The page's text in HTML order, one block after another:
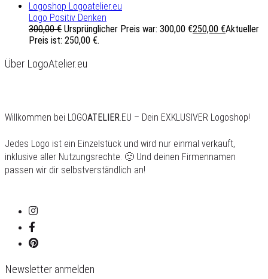
Logo Positiv Denken
300,00€ Ursprünglicher Preis war: 300,00 €250,00 €Aktueller
Preis ist: 250,00 €.
Über LogoAtelier.eu
Willkommen bei LOGOATELIER.EU – Dein EXKLUSIVER Logoshop!
Jedes Logo ist ein Einzelstück und wird nur einmal verkauft,
inklusive aller Nutzungsrechte. 🙂 Und deinen Firmennamen
passen wir dir selbstverständlich an!
Newsletter anmelden